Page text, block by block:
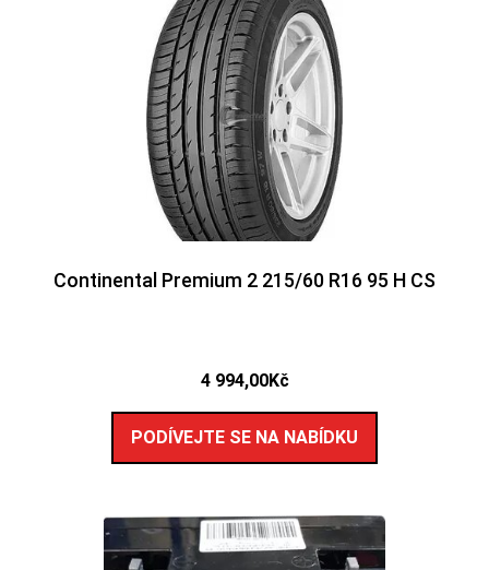
Continental Premium 2 215/60 R16 95 H CS
4 994,00Kč
PODÍVEJTE SE NA NABÍDKU